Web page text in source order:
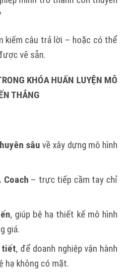
kiếm câu trả lời – hoặc có thể
vẽ sẵn.
KHÓA HUẤN LUYỆN MÔ
THẮNG
sâu về xây dựng mô hình
Coach – trực tiếp cầm tay chỉ
, giúp bệ hạ thiết kế mô hình
giá.
tiết, để doanh nghiệp vận hành
hạ không có mặt.